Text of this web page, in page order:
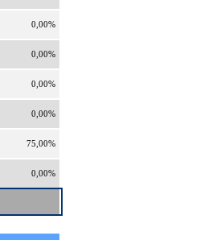
0,00%
0,00%
0,00%
0,00%
75,00%
0,00%